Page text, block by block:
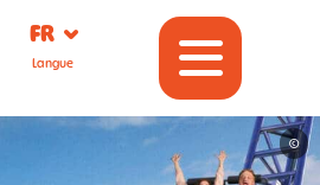
FR
Langue
©